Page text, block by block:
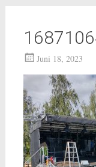
Juni 18, 2023